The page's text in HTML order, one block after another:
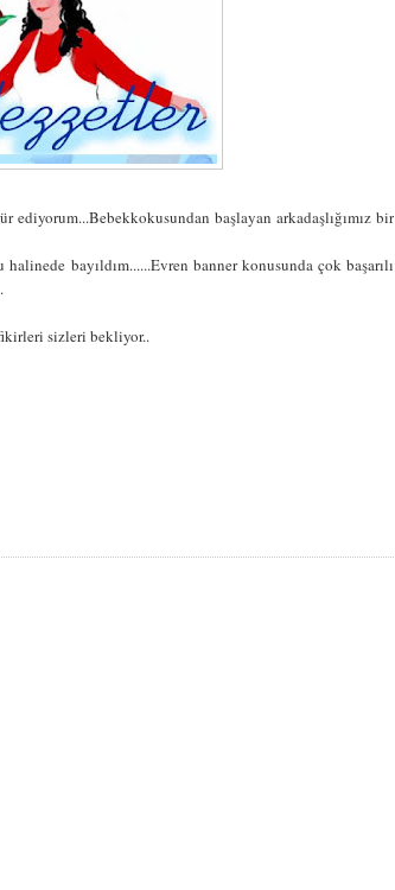
ediyorum...Bebekkokusundan başlayan arkadaşlığımız bir
bayıldım......Evren banner konusunda çok başarılı
sizleri bekliyor..